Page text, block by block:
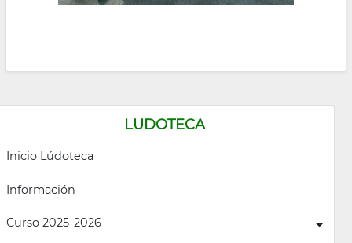
LUDOTECA
Inicio Lúdoteca
Información
Curso 2025-2026